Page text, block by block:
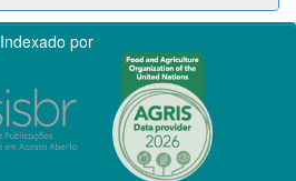
Indexado por